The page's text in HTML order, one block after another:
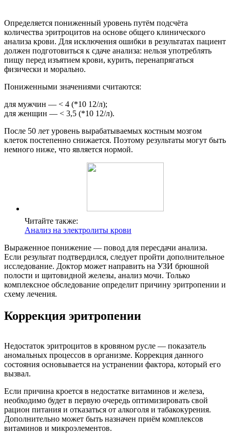
Определяется пониженный уровень путём подсчёта
количества эритроцитов на основе общего клинического
анализа крови. Для исключения ошибки в результатах пациент
должен подготовиться к сдаче анализа: нельзя употреблять
пищу перед изъятием крови, курить, перенапрягаться
физически и морально.
Пониженными значениями считаются:
для мужчин — < 4 (*10 12/л);
для женщин — < 3,5 (*10 12/л).
После 50 лет уровень вырабатываемых костным мозгом
клеток постепенно снижается. Поэтому результаты могут быть
немного ниже, что является нормой.
Читайте также:
Анализ на электролиты крови
Выраженное понижение — повод для пересдачи анализа.
Если результат подтвердился, следует пройти дополнительное
исследование. Доктор может направить на УЗИ брюшной
полости и щитовидной железы, анализ мочи. Только
комплексное обследование определит причину эритропении и
схему лечения.
Коррекция эритропении
Недостаток эритроцитов в кровяном русле — показатель
аномальных процессов в организме. Коррекция данного
состояния основывается на устранении фактора, который его
вызвал.
Если причина кроется в недостатке витаминов и железа,
необходимо будет в первую очередь оптимизировать свой
рацион питания и отказаться от алкоголя и табакокурения.
Дополнительно может быть назначен приём комплексов
витаминов и микроэлементов.